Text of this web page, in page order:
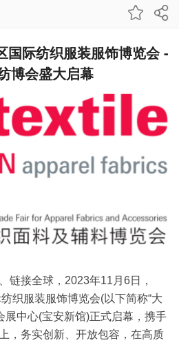
国际纺织服装服饰博览会 -
博会盛大启幕
接全球，2023年11月6日，
织服装服饰博览会(以下简称“大
展中心(宝安新馆)正式启幕，携手
，务实创新、开放包容，在高质